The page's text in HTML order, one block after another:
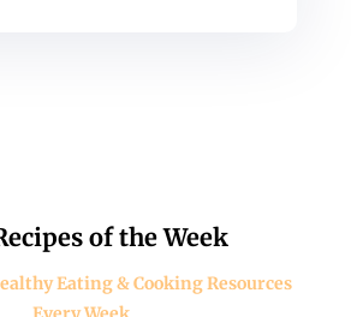
of the Week
Eating & Cooking Resources